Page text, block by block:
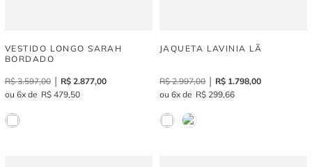
VESTIDO LONGO SARAH
BORDADO
R$ 3.597,00 R$ 2.877,00
6
R$ 479,50
JAQUETA LAVINIA LÃ
R$ 2.997,00 R$ 1.798,00
6
R$ 299,66